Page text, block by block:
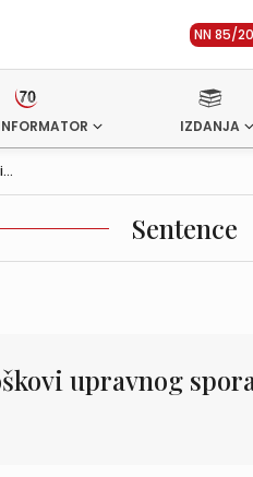
NN 85/
IZDANJA
Sentence
upravnog